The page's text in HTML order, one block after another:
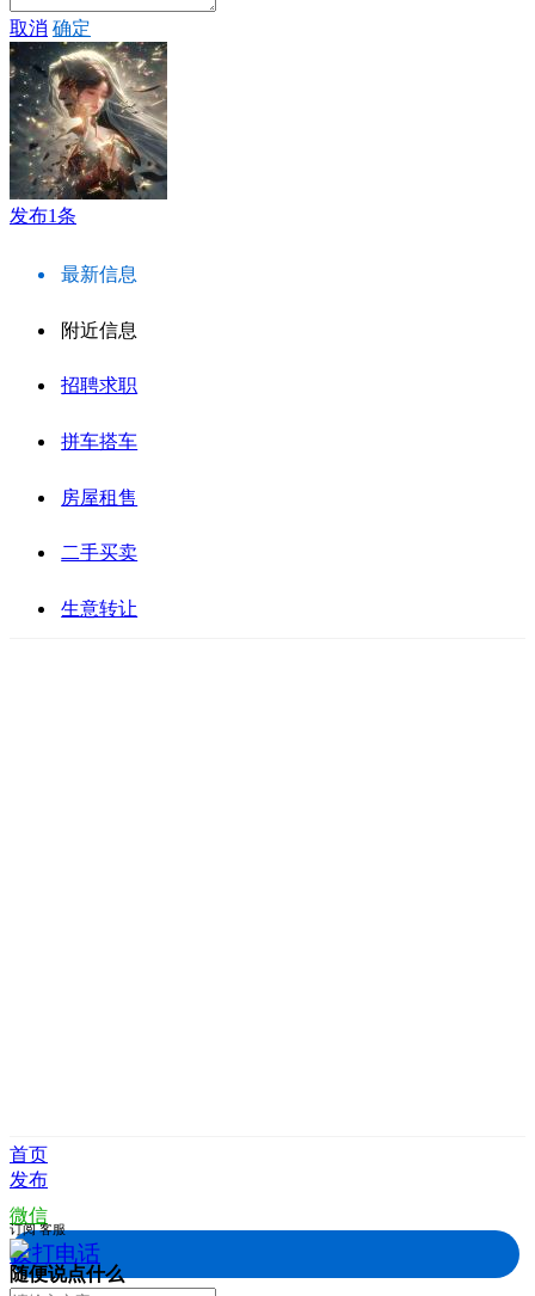
取消 确定
发布1条
最新信息
附近信息
招聘求职
拼车搭车
房屋租售
二手买卖
生意转让
首页
发布
微信
拨打电话
订阅 客服
随便说点什么